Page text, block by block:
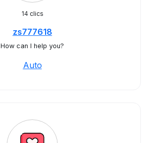
14 clics
zs777618
How can I help you?
Auto